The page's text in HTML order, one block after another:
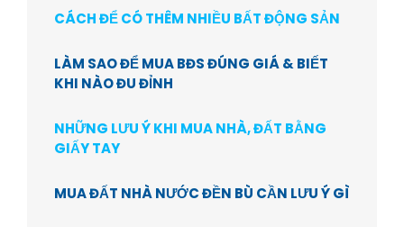
CÁCH ĐỂ CÓ THÊM NHIỀU BẤT ĐỘNG SẢN
LÀM SAO ĐỂ MUA BĐS ĐÚNG GIÁ & BIẾT
KHI NÀO ĐU ĐỈNH
NHỮNG LƯU Ý KHI MUA NHÀ, ĐẤT BẰNG
GIẤY TAY
MUA ĐẤT NHÀ NƯỚC ĐỀN BÙ CẦN LƯU Ý GÌ